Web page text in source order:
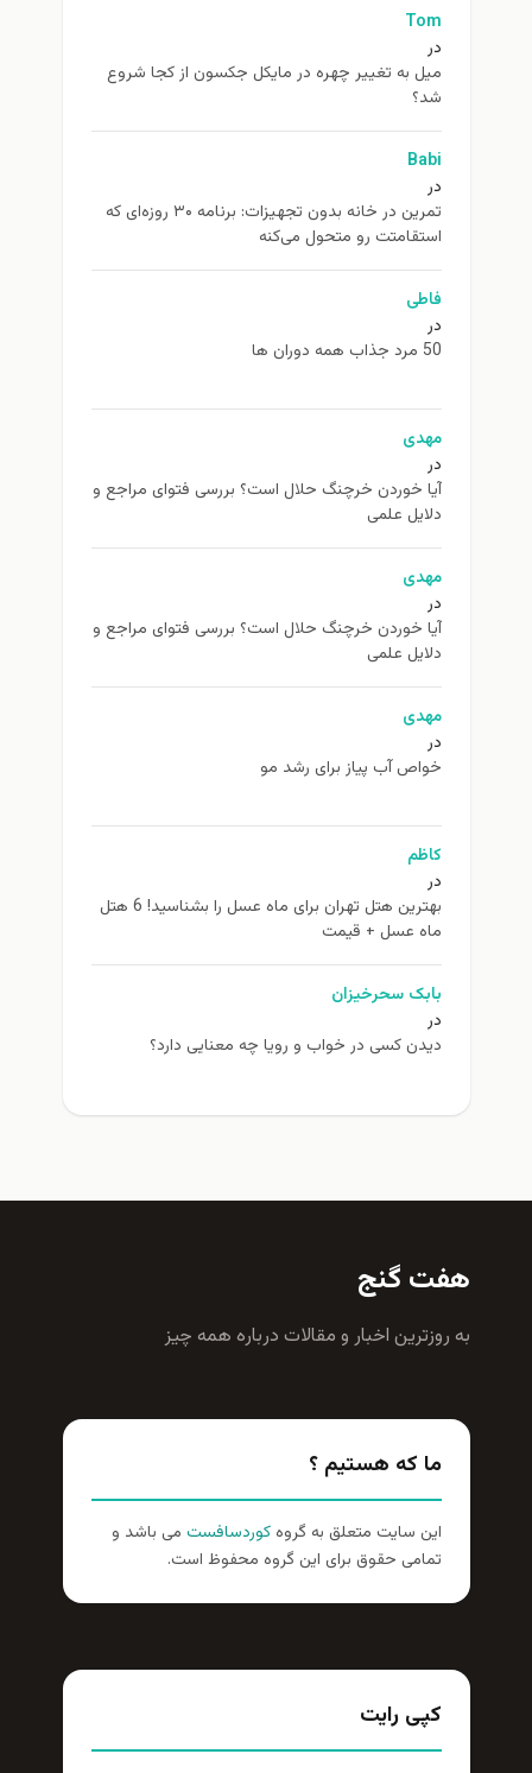
Tom
در
ميل به تغيير چهره در مایکل جکسون از كجا شروع
شد؟
Babi
در
تمرین در خانه بدون تجهیزات: برنامه ۳۰ روزه‌ای که
استقامتت رو متحول می‌کنه
فاطی
در
50 مرد جذاب همه دوران ها
مهدی
در
آیا خوردن خرچنگ حلال است؟ بررسی فتوای مراجع و
دلایل علمی
مهدی
در
آیا خوردن خرچنگ حلال است؟ بررسی فتوای مراجع و
دلایل علمی
مهدی
در
خواص آب پیاز برای رشد مو
کاظم
در
بهترین هتل تهران برای ماه عسل را بشناسید! 6 هتل
ماه عسل + قیمت
بابک سحرخیزان
در
دیدن کسی در خواب و رویا چه معنایی دارد؟
هفت گنج
به روزترين اخبار و مقالات درباره همه چيز
ما که هستیم ؟
این سایت متعلق به گروهکوردسافست می باشد و
تمامی حقوق برای این گروه محفوظ است.
کپی رایت